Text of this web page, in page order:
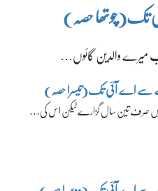
تک(چوتھا حصہ)
والدین گائوں…
سے اے آئی تک(تیسرا حصہ)
صرف تین سال گزارے لیکن اس کی…